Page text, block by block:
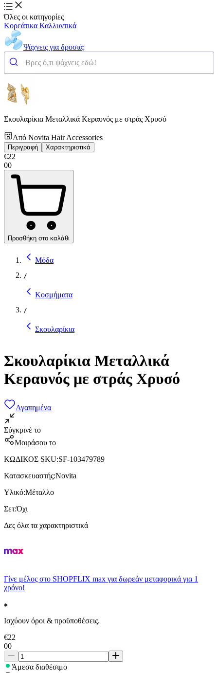
Όλες οι κατηγορίες
Κορεάτικα Καλλυντικά
Ψάχνεις για δροσιά;
Σκουλαρίκια Μεταλλικά Κεραυνός με στράς Χρυσό
Από Novita Hair Accessories
Περιγραφή Χαρακτηριστικά
€22
00
Προσθήκη στο καλάθι
Μόδα
/
Κοσμήματα
/
Σκουλαρίκια
Σκουλαρίκια Μεταλλικά
Κεραυνός με στράς Χρυσό
Αγαπημένα
Σύγκρινέ το
Μοιράσου το
ΚΩΔΙΚΟΣ SKU:SF-103479789
Κατασκευαστής:Novita
Υλικό:Μέταλλο
Σετ:Όχι
Δες όλα τα χαρακτηριστικά
Γίνε μέλος στο SHOPFLIX max για δωρεάν μεταφορικά για 1
χρόνο!
Ισχύουν όροι & προϋποθέσεις.
€22
00
Άμεσα διαθέσιμο